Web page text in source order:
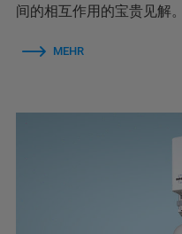
间的相互作用的宝贵见解。
MEHR